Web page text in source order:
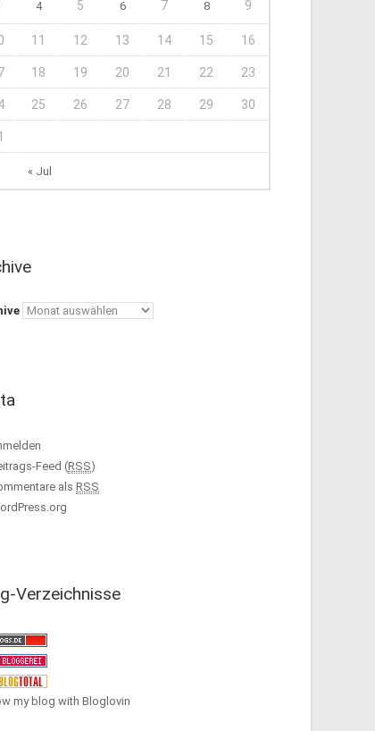
« Jul
4 5 6 7 8 9
11 12 13 14 15 16
18 19 20 21 22 23
25 26 27 28 29 30
Feed (RSS)
als RSS
Verzeichnisse
my blog with Bloglovin